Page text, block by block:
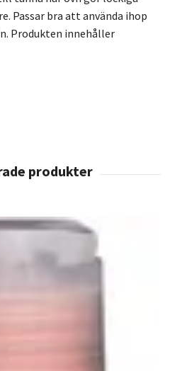
Passar bra att använda ihop
Produkten innehåller